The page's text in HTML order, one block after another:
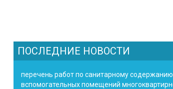
ПОСЛЕДНИЕ НОВОСТИ
перечень работ по санитарному содержанию
вспомогательных помещений